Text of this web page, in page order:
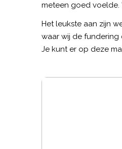
meteen goed voelde.
Het leukste aan zijn
waar wij de
Je kunt er op deze